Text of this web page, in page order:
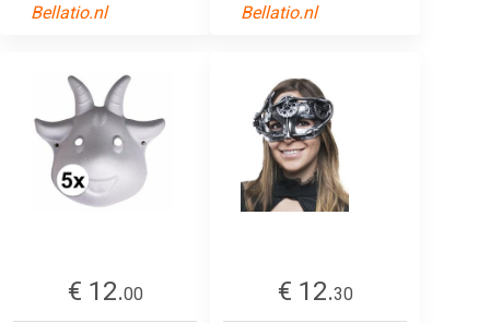
Bellatio.nl
Bellatio.nl
€ 12.00
€ 12.30